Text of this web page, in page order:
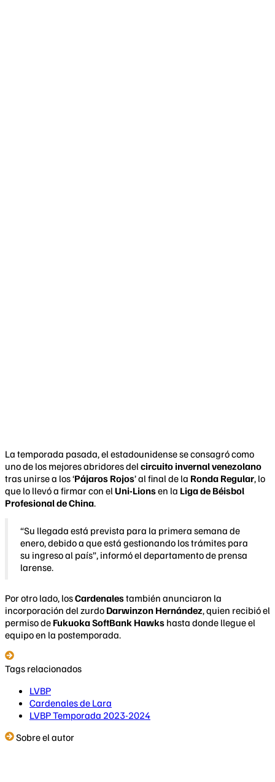
La temporada pasada, el estadounidense se consagró como
uno de los mejores abridores del circuito invernal venezolano
tras unirse a los ‘Pájaros Rojos’ al final de la Ronda Regular, lo
que lo llevó a firmar con el Uni-Lionsen la Liga de Béisbol
Profesional de China.
“Su llegada está prevista para la primera semana de
enero, debido a que está gestionando los trámites para
su ingreso al país”, informó el departamento de prensa
larense.
Por otro lado, losCardenalestambién anunciaron la
incorporación del zurdo Darwinzon Hernández, quien recibió el
permiso de Fukuoka SoftBank Hawks hasta donde llegue el
equipo en la postemporada.
Tags relacionados
LVBP
Cardenales de Lara
LVBP Temporada 2023-2024
Sobre el autor